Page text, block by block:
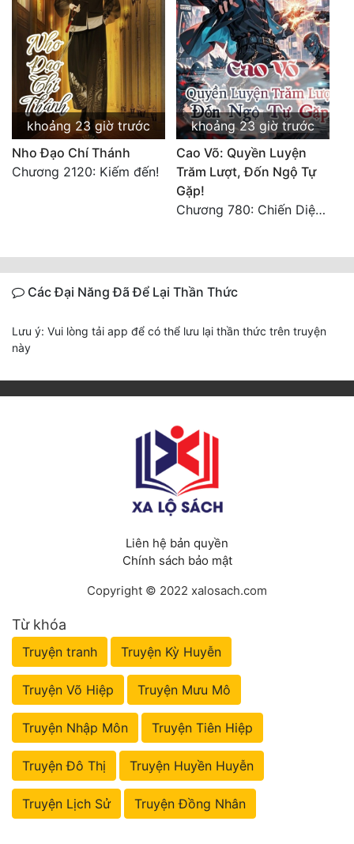
khoảng 23 giờ trước
Nho Đạo Chí Thánh
Chương 2120: Kiếm đến!
khoảng 23 giờ trước
Cao Võ: Quyền Luyện
Trăm Lượt, Đốn Ngộ Tự
Gặp!
Chương 780: Chiến Diệp Nhất Tâm (3)
Các Đại Năng Đã Để Lại Thần Thức
Lưu ý: Vui lòng tải app để có thể lưu lại thần thức trên truyện
này
Liên hệ bản quyền
Chính sách bảo mật
Copyright © 2022 xalosach.com
Từ khóa
Truyện tranh Truyện Kỳ Huyễn
Truyện Võ Hiệp Truyện Mưu Mô
Truyện Nhập Môn Truyện Tiên Hiệp
Truyện Đô Thị Truyện Huyền Huyễn
Truyện Lịch Sử Truyện Đồng Nhân